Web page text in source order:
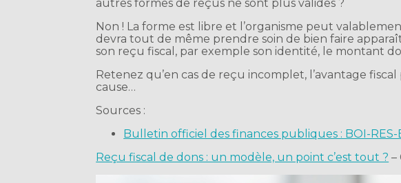
autres formes de reçus ne sont plus valides ?
Non ! La forme est libre et l’organisme peut
devra tout de même prendre soin de bien faire
son reçu fiscal, par exemple son identité, le montant
Retenez qu’en cas de reçu incomplet, l’avantage
cause…
Sources :
Bulletin officiel des finances publiques : BOI-
Reçu fiscal de dons : un modèle, un point c’est tout ? –